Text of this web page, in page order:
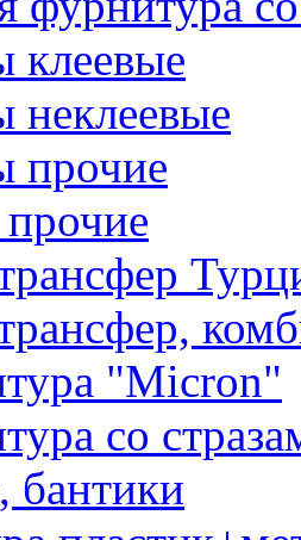
клеевые
неклеевые
прочие
"Micron"
со
бантики